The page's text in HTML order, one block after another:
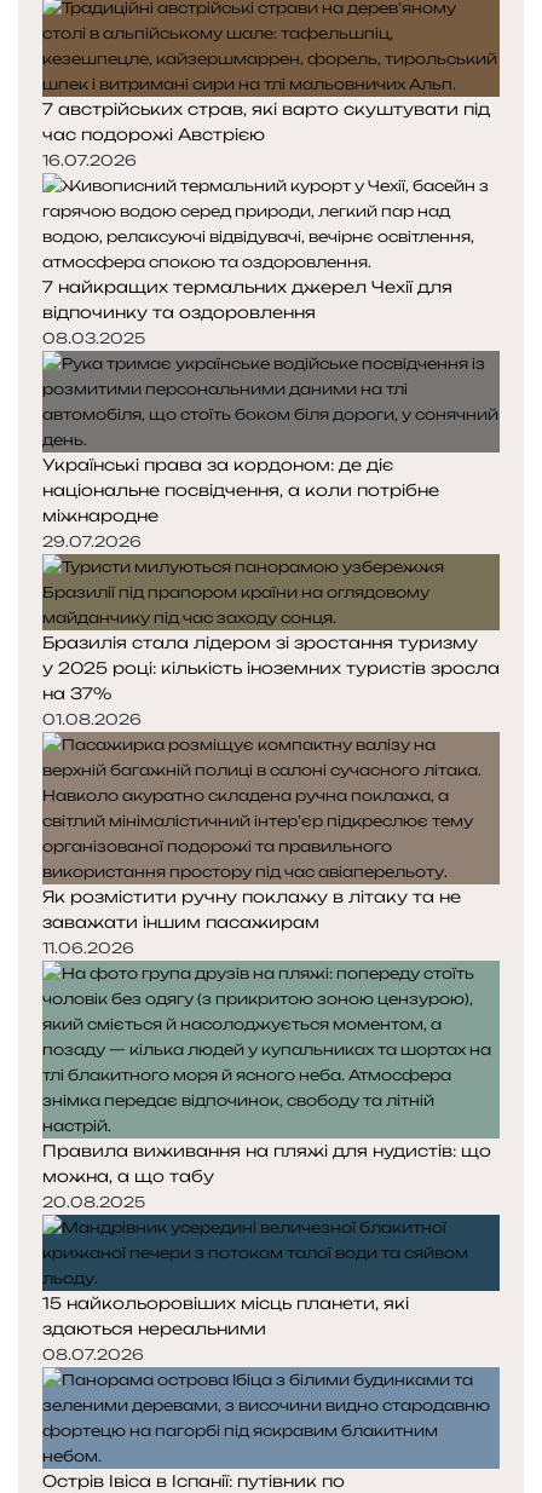
р
і
н
к
а
р
і
н
к
а
7 австрійських страв, які варто скуштувати під
час подорожі Австрією
16.07.2026
7 найкращих термальних джерел Чехії для
відпочинку та оздоровлення
08.03.2025
Українські права за кордоном: де діє
національне посвідчення, а коли потрібне
міжнародне
29.07.2026
Бразилія стала лідером зі зростання туризму
у 2025 році: кількість іноземних туристів зросла
на 37%
01.08.2026
Як розмістити ручну поклажу в літаку та не
заважати іншим пасажирам
11.06.2026
Правила виживання на пляжі для нудистів: що
можна, а що табу
20.08.2025
15 найкольоровіших місць планети, які
здаються нереальними
08.07.2026
Острів Івіса в Іспанії: путівник по